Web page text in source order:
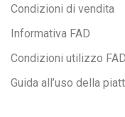
Condizioni di vendita
Informativa FAD
Condizioni utilizzo FAD
Guida all’uso della